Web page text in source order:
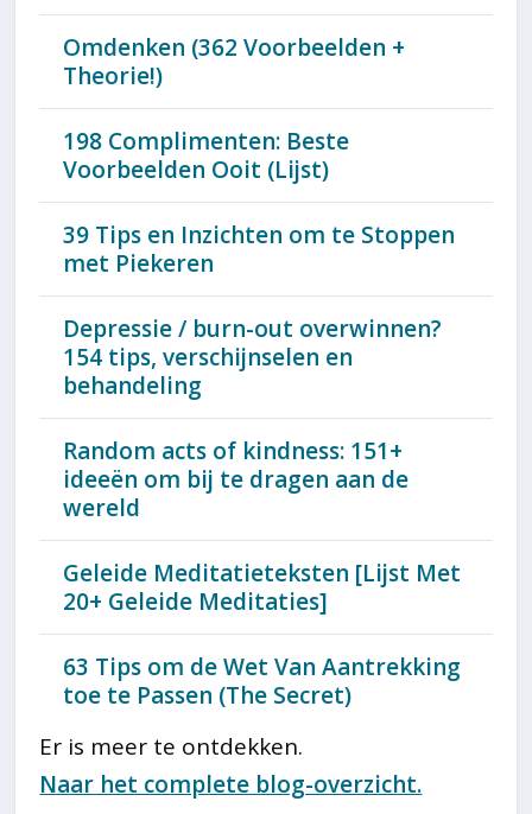
Omdenken (362 Voorbeelden +
Theorie!)
198 Complimenten: Beste
Voorbeelden Ooit (Lijst)
39 Tips en Inzichten om te Stoppen
met Piekeren
Depressie / burn-out overwinnen?
154 tips, verschijnselen en
behandeling
Random acts of kindness: 151+
ideeën om bij te dragen aan de
wereld
Geleide Meditatieteksten [Lijst Met
20+ Geleide Meditaties]
63 Tips om de Wet Van Aantrekking
toe te Passen (The Secret)
Er is meer te ontdekken.
Naar het complete blog-overzicht.